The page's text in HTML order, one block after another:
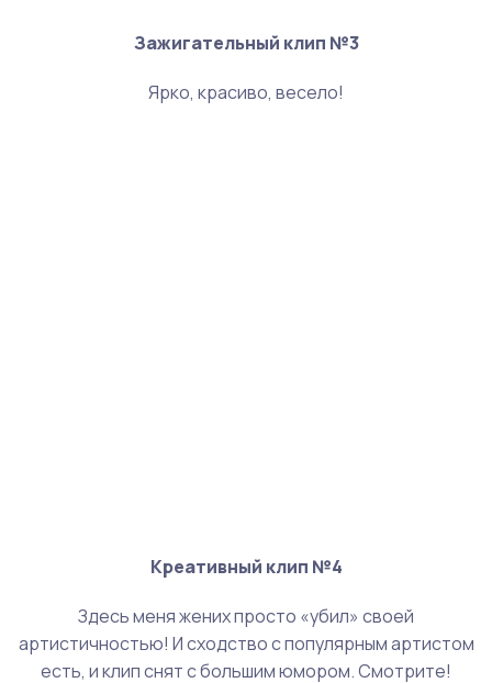
Зажигательный клип №3
Ярко, красиво, весело!
Креативный клип №4
Здесь меня жених просто «убил» своей
артистичностью! И сходство с популярным артистом
есть, и клип снят с большим юмором. Смотрите!